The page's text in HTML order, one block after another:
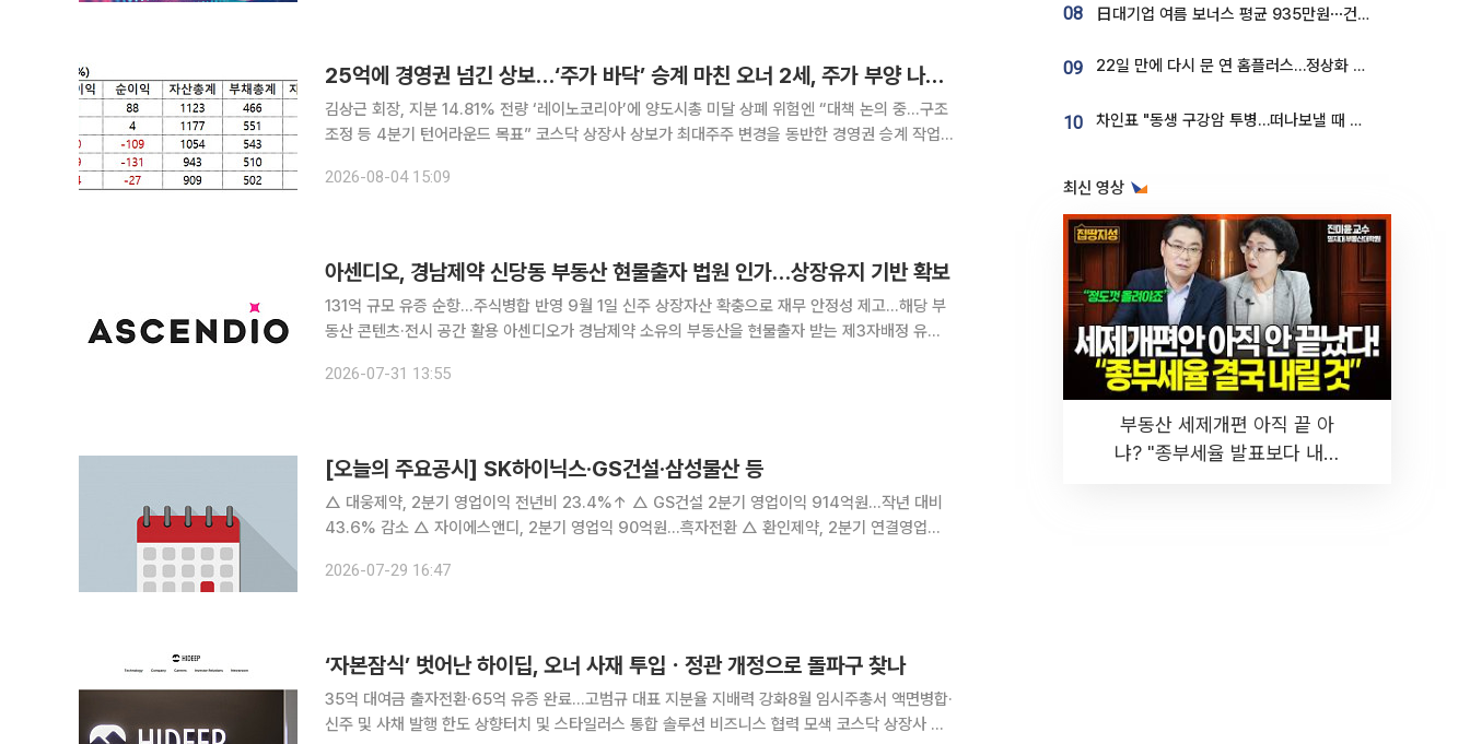
25억에 경영권 넘긴 상보…‘주가 바닥’ 승계 마친 오너 2세, 주가 부양 나설까
김상근 회장, 지분 14.81% 전량 ‘레이노코리아’에 양도시총 미달 상폐 위험엔 “대책 논의 중…구조
조정 등 4분기 턴어라운드 목표” 코스닥 상장사 상보가 최대주주 변경을 동반한 경영권 승계 작업
배하는 특수관계 법인으로의 지분 이전이 이뤄지면서, 향후 상
2026-08-04 15:09
아센디오, 경남제약 신당동 부동산 현물출자 법원 인가…상장유지 기반 확보
131억 규모 유증 순항…주식병합 반영 9월 1일 신주 상장자산 확충으로 재무 안정성 제고…해당 부
동산 콘텐츠·전시 공간 활용 아센디오가 경남제약 소유의 부동산을 현물출자 받는 제3자배정 유상
는 7월 7일 이사회에서 결의한 경남제약 대상 제3자배정 유상증자와
2026-07-31 13:55
[오늘의 주요공시] SK하이닉스·GS건설·삼성물산 등
△ 대웅제약, 2분기 영업이익 전년비 23.4%↑ △ GS건설 2분기 영업이익 914억원…작년 대비
43.6% 감소 △ 자이에스앤디, 2분기 영업익 90억원…흑자전환 △ 환인제약, 2분기 연결영업익
2분기 영업익 '431억'…전년比 16.9%↑
2026-07-29 16:47
‘자본잠식’ 벗어난 하이딥, 오너 사재 투입ㆍ정관 개정으로 돌파구 찾나
35억 대여금 출자전환·65억 유증 완료…고범규 대표 지분율 지배력 강화8월 임시주총서 액면병합·
신주 및 사채 발행 한도 상향터치 및 스타일러스 통합 솔루션 비즈니스 협력 모색 코스닥 상장사 하
08 日대기업 여름 보너스 평균 935만원⋯건설회사 1800만 넘어
09 22일 만에 다시 문 연 홈플러스…정상화 바쁜데 재고 없어 ‘발동동’[가보니]
10 차인표 "동생 구강암 투병…떠나보낼 때 가장 힘들었다”
최신 영상
부동산 세제개편 아직 끝 아
냐? "종부세율 발표보다 내릴